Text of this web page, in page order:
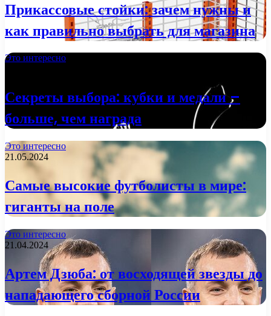
Прикассовые стойки: зачем нужны и
как правильно выбрать для магазина
Это интересно
Секреты выбора: кубки и медали –
больше, чем награда
Это интересно
21.05.2024
Самые высокие футболисты в мире:
гиганты на поле
Это интересно
21.04.2024
Артем Дзюба: от восходящей звезды до
нападающего сборной России